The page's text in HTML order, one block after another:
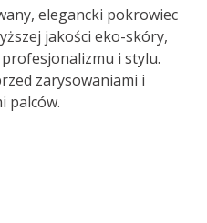
elegancki pokrowiec
jakości eko-skóry,
i stylu.
zarysowaniami i
palców.